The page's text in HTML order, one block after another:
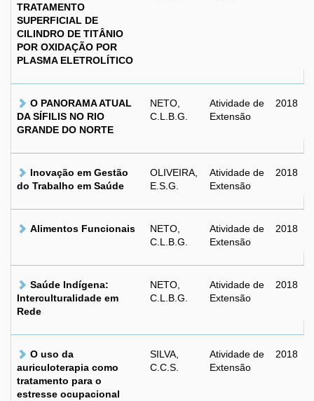
TRATAMENTO
SUPERFICIAL DE
CILINDRO DE TITÂNIO
POR OXIDAÇÃO POR
PLASMA ELETROLÍTICO
O PANORAMA ATUAL
DA SÍFILIS NO RIO
GRANDE DO NORTE
NETO,
C.L.B.G.
Atividade de
Extensão
2018
Inovação em Gestão
do Trabalho em Saúde
OLIVEIRA,
E.S.G.
Atividade de
Extensão
2018
Alimentos Funcionais
NETO,
C.L.B.G.
Atividade de
Extensão
2018
Saúde Indígena:
Interculturalidade em
Rede
NETO,
C.L.B.G.
Atividade de
Extensão
2018
O uso da
auriculoterapia como
tratamento para o
estresse ocupacional
SILVA,
C.C.S.
Atividade de
Extensão
2018